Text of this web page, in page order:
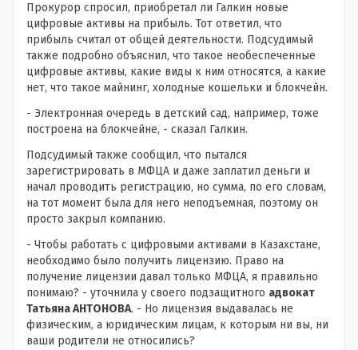
Прокурор спросил, приобретал ли Галкин новые
цифровые активы на прибыль. Тот ответил, что
прибыль считал от общей деятельности. Подсудимый
также подробно объяснил, что такое необеспеченные
цифровые активы, какие виды к ним относятся, а какие
нет, что такое майнинг, холодные кошельки и блокчейн.
- Электронная очередь в детский сад, например, тоже
построена на блокчейне, - сказал Галкин.
Подсудимый также сообщил, что пытался
зарегистрировать в МФЦА и даже заплатил деньги и
начал проводить регистрацию, но сумма, по его словам,
на тот момент была для него неподъемная, поэтому он
просто закрыл компанию.
- Чтобы работать с цифровыми активами в Казахстане,
необходимо было получить лицензию. Право на
получение лицензии давал только МФЦА, я правильно
понимаю? - уточнила у своего подзащитного адвокат
Татьяна АНТОНОВА. - Но лицензия выдавалась не
физическим, а юридическим лицам, к которым ни вы, ни
ваши родители не относились?